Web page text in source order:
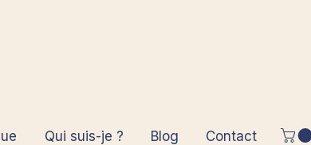
Qui suis-je ? Blog Contact